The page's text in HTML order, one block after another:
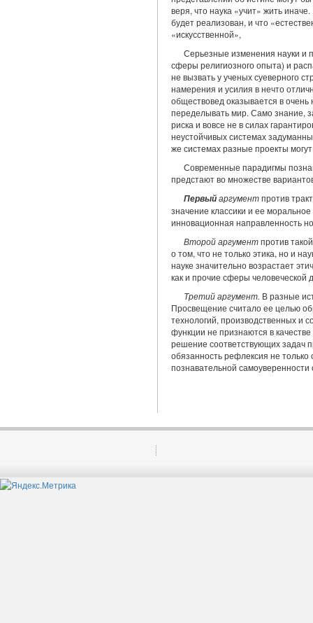
веря, что наука «учит» жить
будет реализован, и что
«искусственной»,
Серьезные изменения науки и
сферы религиозного опыта) и
не вызвать у ученых суеверного
намерения и усилия в нечто
обществовед оказывается в
переделывать мир. Само знание,
риска и вовсе не в силах
неустойчивых системах
же системах разные проекты
Современные парадигмы
предстают во множестве
Первый аргументпротив
значение классики и ее
инновационная направленность
Второй аргументпротив
о том, что не только этика, но и
науке значительно возрастает
как и прочие сферы человеческой
Третий аргумент. В разные
Просвещение считало ее целью
технологий, производственных и
функции не признают­ся в
решение соответствующих задач
обязанность рефлексия не
познавательной